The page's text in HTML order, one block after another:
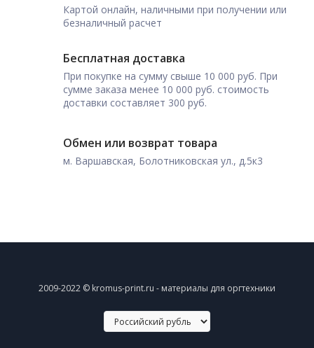
Картой онлайн, наличными при получении или
безналичный расчет
Бесплатная доставка
При покупке на сумму свыше 10 000 руб. При
сумме заказа менее 10 000 руб. стоимость
доставки составляет 300 руб.
Обмен или возврат товара
м. Варшавская, Болотниковская ул., д.5к3
2009-2022 © kromus-print.ru - материалы для оргтехники